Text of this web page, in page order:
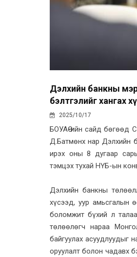
Дэлхийн банкны
бэлтгэлийг хангах
2025/10/17
БОУАӨ-ийн сайд бөгөөд
Д.Батмөнх нар Дэлхийн
ирэх оны 8 дугаар
тэмцэх тухай НҮБ-ын
Дэлхийн банкны
хүсээд, уур амьсгалын
боломжит бүхий л
төлөөлөгч нараа
байгуулах асуудлуудыг
оруулалт болон чадавх